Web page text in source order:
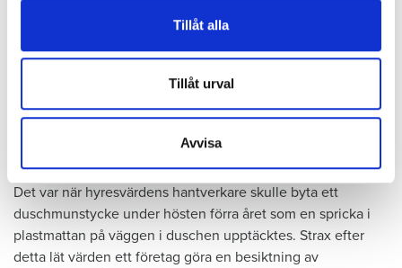
vidarebefordrar även sådana identifierare och annan
annons- och analysföretag som vi samarbetar med.
Dessa kan i sin tur kombinera informationen med annan
information som du har tillhandahållit eller som de har
samlat in när du har använt deras tjänster.
Tillåt alla
Tillåt urval
Avvisa
1995 men måste nu flytta sedan hans kontrakt prövats både
i hyresnämnden och i hovrätten.
Skada upptäcktes av hantverkare
Det var när hyresvärdens hantverkare skulle byta ett
duschmunstycke under hösten förra året som en spricka i
plastmattan på väggen i duschen upptäcktes. Strax efter
detta lät värden ett företag göra en besiktning av